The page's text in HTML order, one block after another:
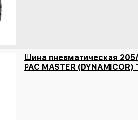
Шина пневматическая 205/
PAC MASTER (DYNAMICOR)